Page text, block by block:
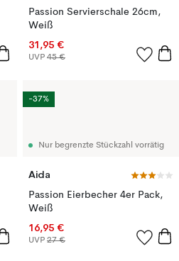
Passion Servierschale 26cm,
Weiß
31,95 €
UVP 45 €
Nur begrenzte Stückzahl vorrätig
Aida
Passion Eierbecher 4er Pack,
Weiß
16,95 €
UVP 27 €
-37%